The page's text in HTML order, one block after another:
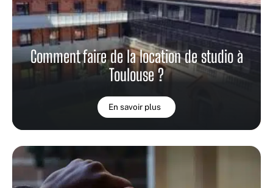
Comment faire de la location de studio à
Toulouse ?
En savoir plus